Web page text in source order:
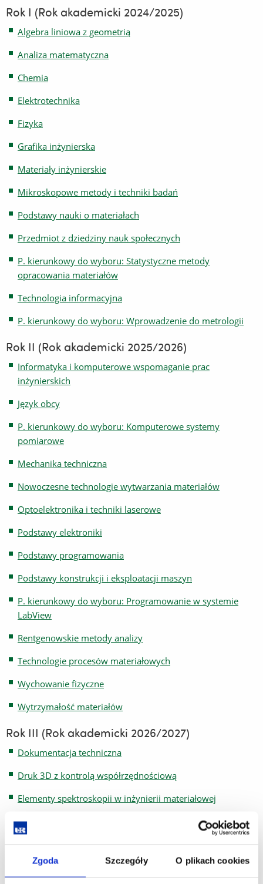
Zgoda Szczegóły O plikach cookies
Rok I (Rok akademicki 2024/2025)
Algebra liniowa z geometrią
Analiza matematyczna
Chemia
Elektrotechnika
Fizyka
Grafika inżynierska
Materiały inżynierskie
Mikroskopowe metody i techniki badań
Podstawy nauki o materiałach
Przedmiot z dziedziny nauk społecznych
P. kierunkowy do wyboru: Statystyczne metody
opracowania materiałów
Technologia informacyjna
P. kierunkowy do wyboru: Wprowadzenie do metrologii
Rok II (Rok akademicki 2025/2026)
Informatyka i komputerowe wspomaganie prac
inżynierskich
Język obcy
P. kierunkowy do wyboru: Komputerowe systemy
pomiarowe
Mechanika techniczna
Nowoczesne technologie wytwarzania materiałów
Optoelektronika i techniki laserowe
Podstawy elektroniki
Podstawy programowania
Podstawy konstrukcji i eksploatacji maszyn
P. kierunkowy do wyboru: Programowanie w systemie
LabView
Rentgenowskie metody analizy
Technologie procesów materiałowych
Wychowanie fizyczne
Wytrzymałość materiałów
Rok III (Rok akademicki 2026/2027)
Dokumentacja techniczna
Druk 3D z kontrolą współrzędnościową
Elementy spektroskopii w inżynierii materiałowej
Komputerowe wspomaganie projektowania CAD
Mechanika płynów